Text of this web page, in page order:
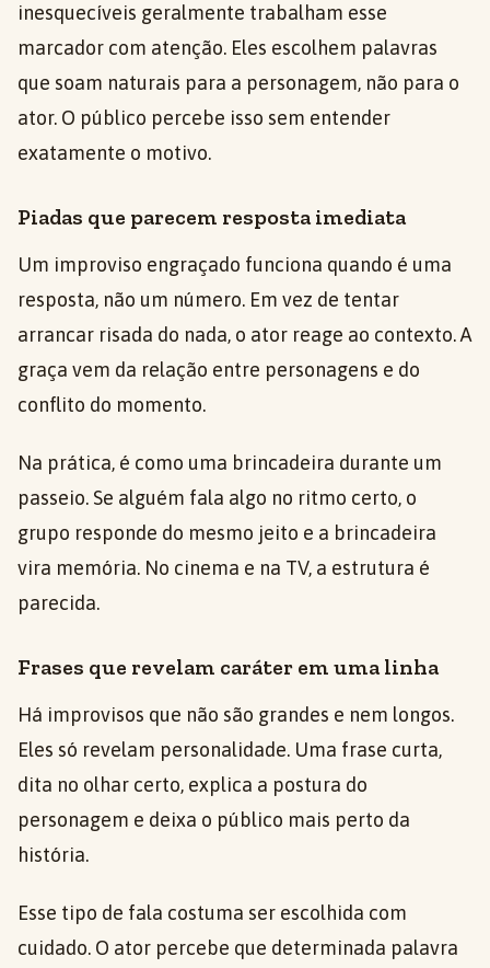
inesquecíveis geralmente trabalham esse
marcador com atenção. Eles escolhem palavras
que soam naturais para a personagem, não para o
ator. O público percebe isso sem entender
exatamente o motivo.
Piadas que parecem resposta imediata
Um improviso engraçado funciona quando é uma
resposta, não um número. Em vez de tentar
arrancar risada do nada, o ator reage ao contexto. A
graça vem da relação entre personagens e do
conflito do momento.
Na prática, é como uma brincadeira durante um
passeio. Se alguém fala algo no ritmo certo, o
grupo responde do mesmo jeito e a brincadeira
vira memória. No cinema e na TV, a estrutura é
parecida.
Frases que revelam caráter em uma linha
Há improvisos que não são grandes e nem longos.
Eles só revelam personalidade. Uma frase curta,
dita no olhar certo, explica a postura do
personagem e deixa o público mais perto da
história.
Esse tipo de fala costuma ser escolhida com
cuidado. O ator percebe que determinada palavra